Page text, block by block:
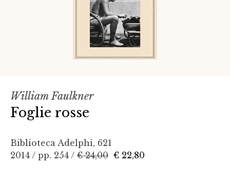
William Faulkner
Foglie rosse
Biblioteca Adelphi, 621
2014 / pp. 254 / € 24,00 € 22,80